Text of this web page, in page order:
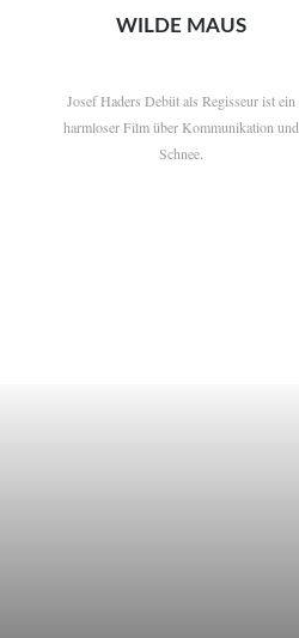
WILDE MAUS
Josef Haders Debüt als Regisseur ist ein
harmloser Film über Kommunikation und
Schnee.